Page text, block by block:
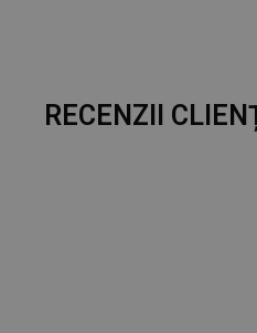
RECENZII